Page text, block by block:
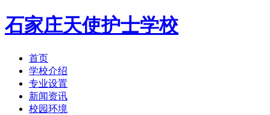
石家庄天使护士学校
首页
学校介绍
专业设置
新闻资讯
校园环境